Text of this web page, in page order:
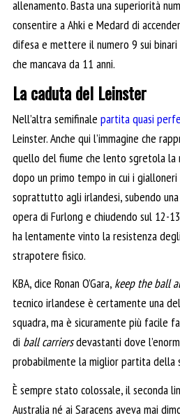
allenamento. Basta una superiorità
consentire a Ahki e Medard di
difesa e mettere il numero 9 sui
che mancava da 11 anni.
La caduta del Leinster
Nell’altra semifinale partita quasi
Leinster. Anche qui l’immagine che
quello del fiume che lento sgretola la
dopo un primo tempo in cui i gialloneri
soprattutto agli irlandesi, subendo
opera di Furlong e chiudendo sul 12-
ha lentamente vinto la resistenza
strapotere fisico.
KBA, dice Ronan O’Gara, keep the ball
tecnico irlandese è certamente una
squadra, ma è sicuramente più facile
di ball carriersdevastanti dove
probabilmente la miglior partita della
È sempre stato colossale, il seconda
Australia né ai Saracens aveva mai